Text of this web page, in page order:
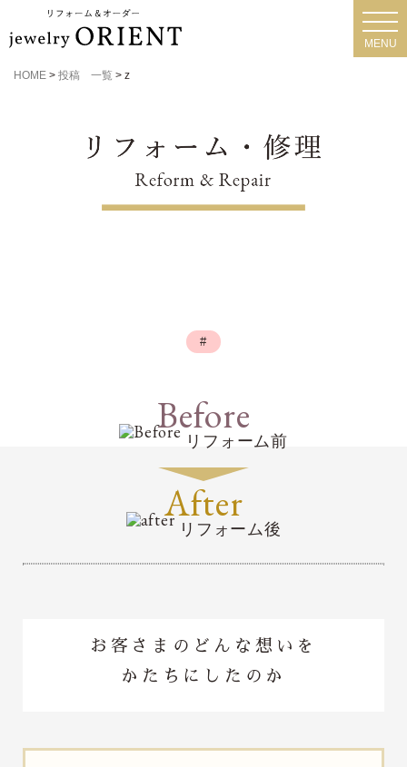
MENU
HOME > 投稿 一覧 > z
#
Before
リフォーム前
After
リフォーム後
お客さまのどんな想いを
かたちにしたのか